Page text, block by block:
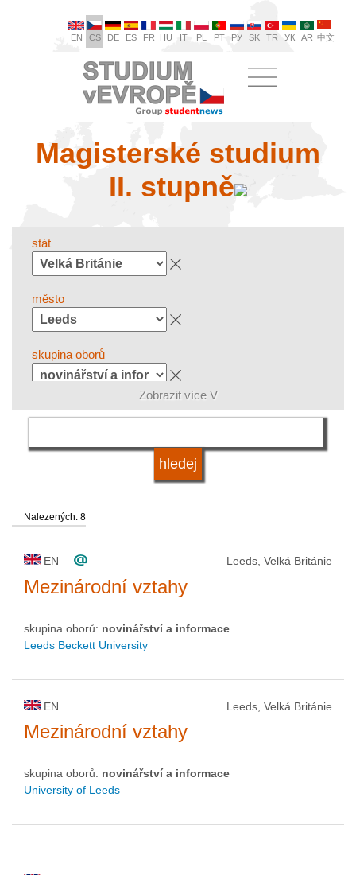
EN CS DE ES FR HU IT PL PT РУ SK TR УК AR 中文
Magisterské studium
II. stupně
stát
město
skupina oborů
jazyk
kvalifikace
druh vysoké školy
status vysoké školy
Zobrazit více V
Nalezených: 8
EN Leeds, Velká Británie
Mezinárodní vztahy
skupina oborů: novinářství a informace
Leeds Beckett University
EN Leeds, Velká Británie
Mezinárodní vztahy
skupina oborů: novinářství a informace
University of Leeds